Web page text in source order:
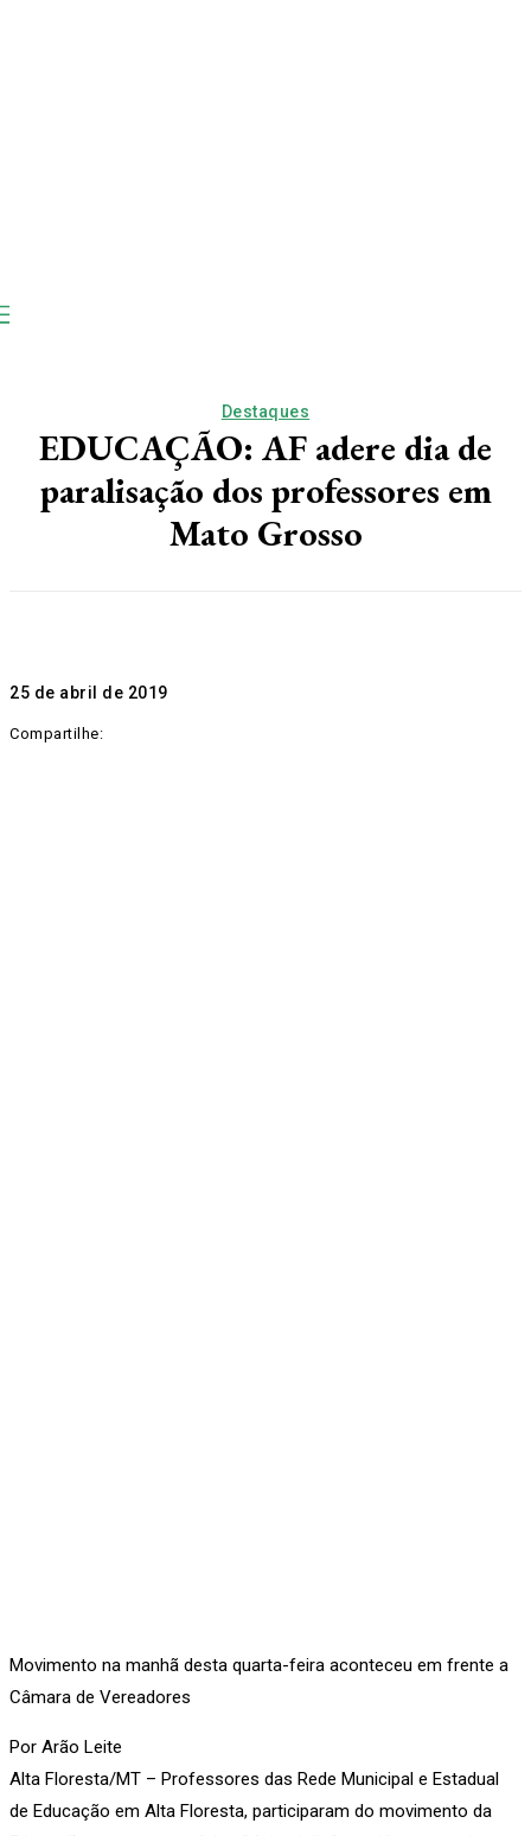
Destaques
EDUCAÇÃO: AF adere dia de
paralisação dos professores em
Mato Grosso
25 de abril de 2019
Compartilhe:
Movimento na manhã desta quarta-feira aconteceu em frente a
Câmara de Vereadores
Por Arão Leite
Alta Floresta/MT – Professores das Rede Municipal e Estadual
de Educação em Alta Floresta, participaram do movimento da